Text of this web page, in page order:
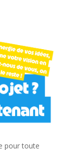
pour toute